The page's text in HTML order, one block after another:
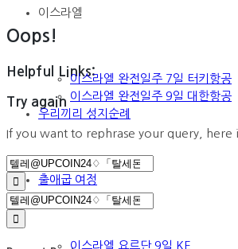
이스라엘
이스라엘 완전일주 7일 터키항공
이스라엘 완전일주 9일 대한항공
우리끼리 성지순례
출애굽 여정
이스라엘 요르단 9일 KE
Oops!
Helpful Links:
Try again
If you want to rephrase your query, here
Search
for:
Search
for: